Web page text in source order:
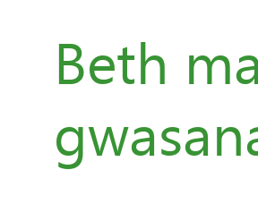
Beth